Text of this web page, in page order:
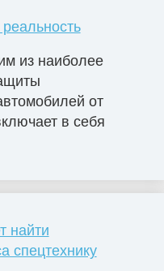
из наиболее
от
в себя
найти
спецтехнику